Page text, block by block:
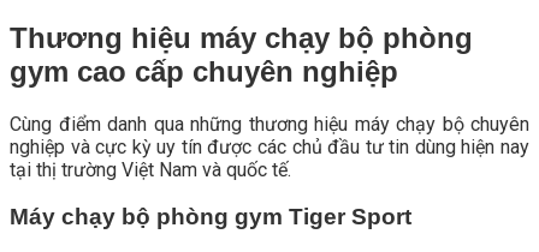
Thương hiệu máy chạy bộ phòng
gym cao cấp chuyên nghiệp
Cùng điểm danh qua những thương hiệu máy chạy bộ chuyên
nghiệp và cực kỳ uy tín được các chủ đầu tư tin dùng hiện nay
tại thị trường Việt Nam và quốc tế.
Máy chạy bộ phòng gym Tiger Sport